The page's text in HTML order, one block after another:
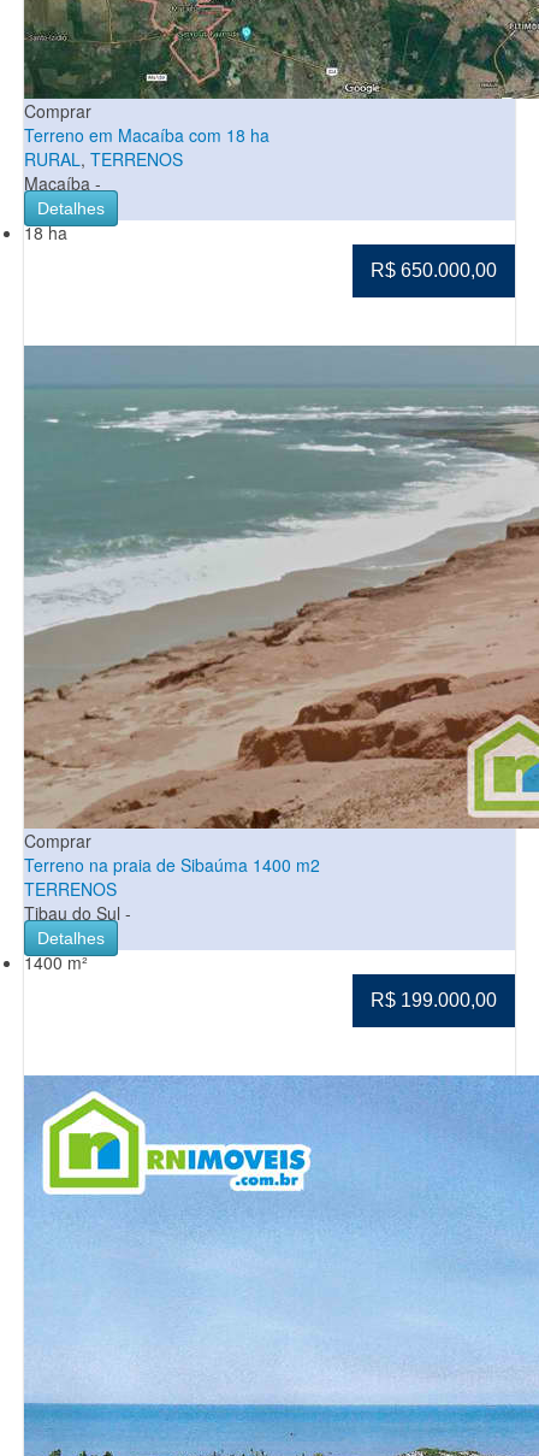
Comprar
Terreno em Macaíba com 18 ha
RURAL, TERRENOS
Macaíba -
Detalhes
18 ha
R$ 650.000,00
Comprar
Terreno na praia de Sibaúma 1400 m2
TERRENOS
Tibau do Sul -
Detalhes
1400 m²
R$ 199.000,00